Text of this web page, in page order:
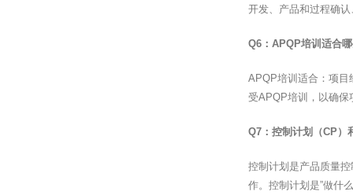
开发、产品和过程确
Q6：APQP培训适合
APQP培训适合：项目
受APQP培训，以确保
Q7：控制计划（CP）
控制计划是产品质量
作。控制计划是”做什